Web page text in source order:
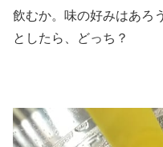
飲むか。味の好みはあろ
としたら、どっち？